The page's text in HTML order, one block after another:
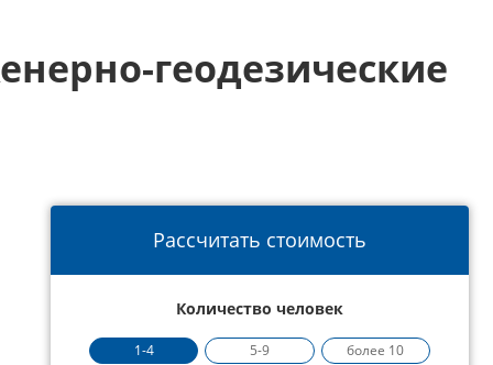
геодезические
Рассчитать стоимость
Количество человек
1-4 5-9 более 10